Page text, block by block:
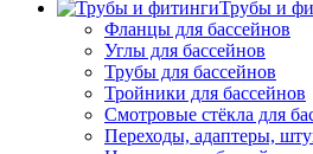
Трубы и
Фланцы для бассейнов
Углы для бассейнов
Трубы для бассейнов
Тройники для бассейнов
Смотровые стёкла для
Переходы, адаптеры,